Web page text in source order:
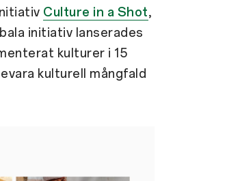
Culture in a Shot,
initiativ lanserades
kulturer i 15
kulturell mångfald